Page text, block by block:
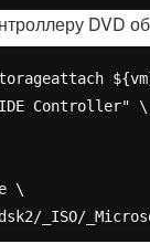
DVD
Controller" \
\